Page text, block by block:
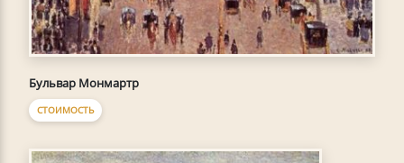
Бульвар Монмартр
СТОИМОСТЬ